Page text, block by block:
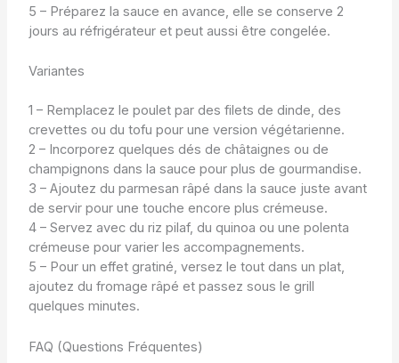
5 – Préparez la sauce en avance, elle se conserve 2
jours au réfrigérateur et peut aussi être congelée.
Variantes
1 – Remplacez le poulet par des filets de dinde, des
crevettes ou du tofu pour une version végétarienne.
2 – Incorporez quelques dés de châtaignes ou de
champignons dans la sauce pour plus de gourmandise.
3 – Ajoutez du parmesan râpé dans la sauce juste avant
de servir pour une touche encore plus crémeuse.
4 – Servez avec du riz pilaf, du quinoa ou une polenta
crémeuse pour varier les accompagnements.
5 – Pour un effet gratiné, versez le tout dans un plat,
ajoutez du fromage râpé et passez sous le grill
quelques minutes.
FAQ (Questions Fréquentes)